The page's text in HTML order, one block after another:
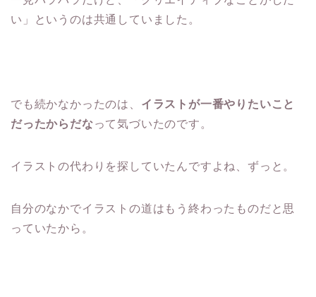
い」というのは共通していました。
でも続かなかったのは、 イラストが一番やりたいこと
だったからだなって気づいたのです。
イラストの代わりを探していたんですよね、ずっと。
自分のなかでイラストの道はもう終わったものだと思
っていたから。